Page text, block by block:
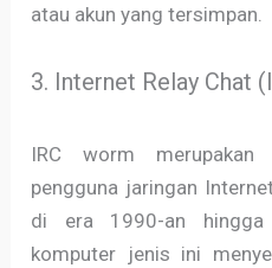
atau akun yang tersimpan.
3. Internet Relay Chat
IRC worm merupakan
pengguna jaringan
di era 1990-an hingga
komputer jenis ini